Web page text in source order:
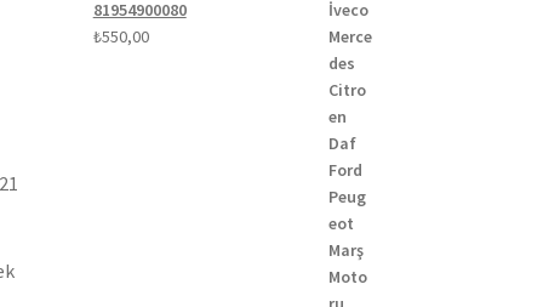
81954900080
₺550,00